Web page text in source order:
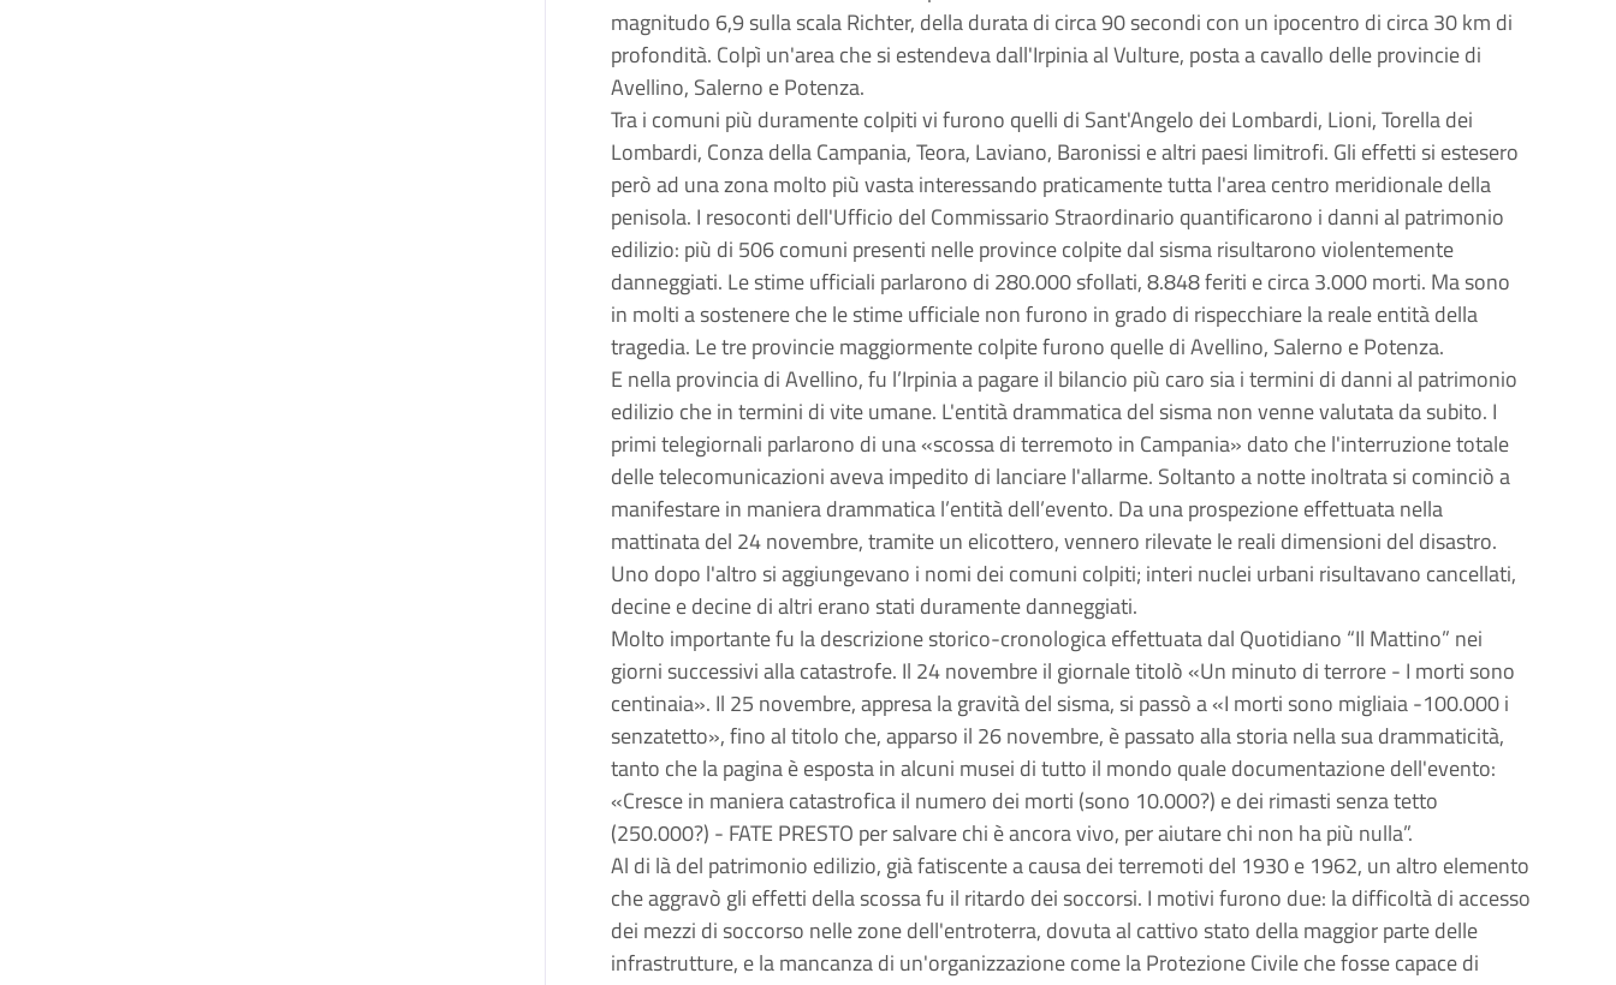
magnitudo 6,9 sulla scala Richter, della durata di circa 90 secondi con un ipocentro di circa 30 km di
profondità. Colpì un'area che si estendeva dall'Irpinia al Vulture, posta a cavallo delle provincie di
Avellino, Salerno e Potenza.
Tra i comuni più duramente colpiti vi furono quelli di Sant'Angelo dei Lombardi, Lioni, Torella dei
Lombardi, Conza della Campania, Teora, Laviano, Baronissi e altri paesi limitrofi. Gli effetti si estesero
però ad una zona molto più vasta interessando praticamente tutta l'area centro meridionale della
penisola. I resoconti dell'Ufficio del Commissario Straordinario quantificarono i danni al patrimonio
edilizio: più di 506 comuni presenti nelle province colpite dal sisma risultarono violentemente
danneggiati. Le stime ufficiali parlarono di 280.000 sfollati, 8.848 feriti e circa 3.000 morti. Ma sono
in molti a sostenere che le stime ufficiale non furono in grado di rispecchiare la reale entità della
tragedia. Le tre provincie maggiormente colpite furono quelle di Avellino, Salerno e Potenza.
E nella provincia di Avellino, fu l’Irpinia a pagare il bilancio più caro sia i termini di danni al patrimonio
edilizio che in termini di vite umane. L'entità drammatica del sisma non venne valutata da subito. I
primi telegiornali parlarono di una «scossa di terremoto in Campania» dato che l'interruzione totale
delle telecomunicazioni aveva impedito di lanciare l'allarme. Soltanto a notte inoltrata si cominciò a
manifestare in maniera drammatica l’entità dell’evento. Da una prospezione effettuata nella
mattinata del 24 novembre, tramite un elicottero, vennero rilevate le reali dimensioni del disastro.
Uno dopo l'altro si aggiungevano i nomi dei comuni colpiti; interi nuclei urbani risultavano cancellati,
decine e decine di altri erano stati duramente danneggiati.
Molto importante fu la descrizione storico-cronologica effettuata dal Quotidiano “Il Mattino” nei
giorni successivi alla catastrofe. Il 24 novembre il giornale titolò «Un minuto di terrore - I morti sono
centinaia». Il 25 novembre, appresa la gravità del sisma, si passò a «I morti sono migliaia -100.000 i
senzatetto», fino al titolo che, apparso il 26 novembre, è passato alla storia nella sua drammaticità,
tanto che la pagina è esposta in alcuni musei di tutto il mondo quale documentazione dell'evento:
«Cresce in maniera catastrofica il numero dei morti (sono 10.000?) e dei rimasti senza tetto
(250.000?) - FATE PRESTO per salvare chi è ancora vivo, per aiutare chi non ha più nulla”.
Al di là del patrimonio edilizio, già fatiscente a causa dei terremoti del 1930 e 1962, un altro elemento
che aggravò gli effetti della scossa fu il ritardo dei soccorsi. I motivi furono due: la difficoltà di accesso
dei mezzi di soccorso nelle zone dell'entroterra, dovuta al cattivo stato della maggior parte delle
infrastrutture, e la mancanza di un'organizzazione come la Protezione Civile che fosse capace di